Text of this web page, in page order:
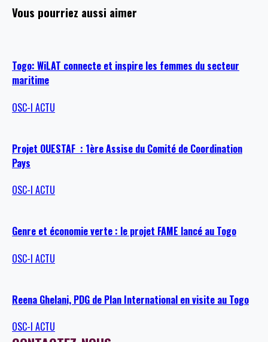
Vous pourriez aussi aimer
Togo: WiLAT connecte et inspire les femmes du secteur
maritime
OSC-I ACTU
Projet OUESTAF : 1ère Assise du Comité de Coordination
Pays
OSC-I ACTU
Genre et économie verte : le projet FAME lancé au Togo
OSC-I ACTU
Reena Ghelani, PDG de Plan International en visite au Togo
OSC-I ACTU